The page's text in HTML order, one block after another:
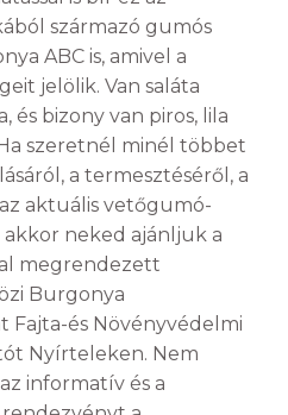
származó gumós
ABC is, amivel a
jelölik. Van saláta
bizony van piros, lila
szeretnél minél többet
a termesztéséről, a
aktuális vetőgumó-
neked ajánljuk a
megrendezett
Burgonya
Fajta-és Növényvédelmi
Nyírteleken. Nem
informatív és a